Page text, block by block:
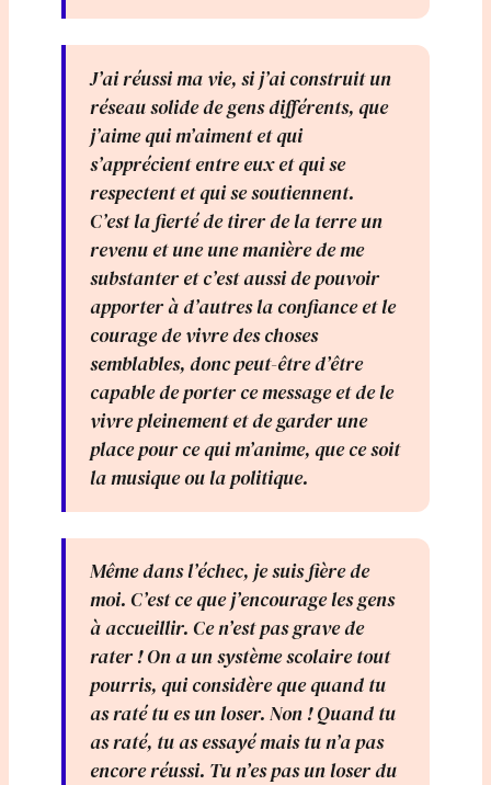
J’ai réussi ma vie, si j’ai construit un
réseau solide de gens différents, que
j’aime qui m’aiment et qui
s’apprécient entre eux et qui se
respectent et qui se soutiennent.
C’est la fierté de tirer de la terre un
revenu et une une manière de me
substanter et c’est aussi de pouvoir
apporter à d’autres la confiance et le
courage de vivre des choses
semblables, donc peut-être d’être
capable de porter ce message et de le
vivre pleinement et de garder une
place pour ce qui m’anime, que ce soit
la musique ou la politique.
Même dans l’échec, je suis fière de
moi. C’est ce que j’encourage les gens
à accueillir. Ce n’est pas grave de
rater ! On a un système scolaire tout
pourris, qui considère que quand tu
as raté tu es un loser. Non ! Quand tu
as raté, tu as essayé mais tu n’a pas
encore réussi. Tu n’es pas un loser du